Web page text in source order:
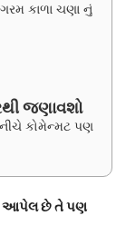
ગરમ કાળા ચણા નું
જણાવશો
નીચે કોમેન્મટ પણ
આપેલ છે તે પણ